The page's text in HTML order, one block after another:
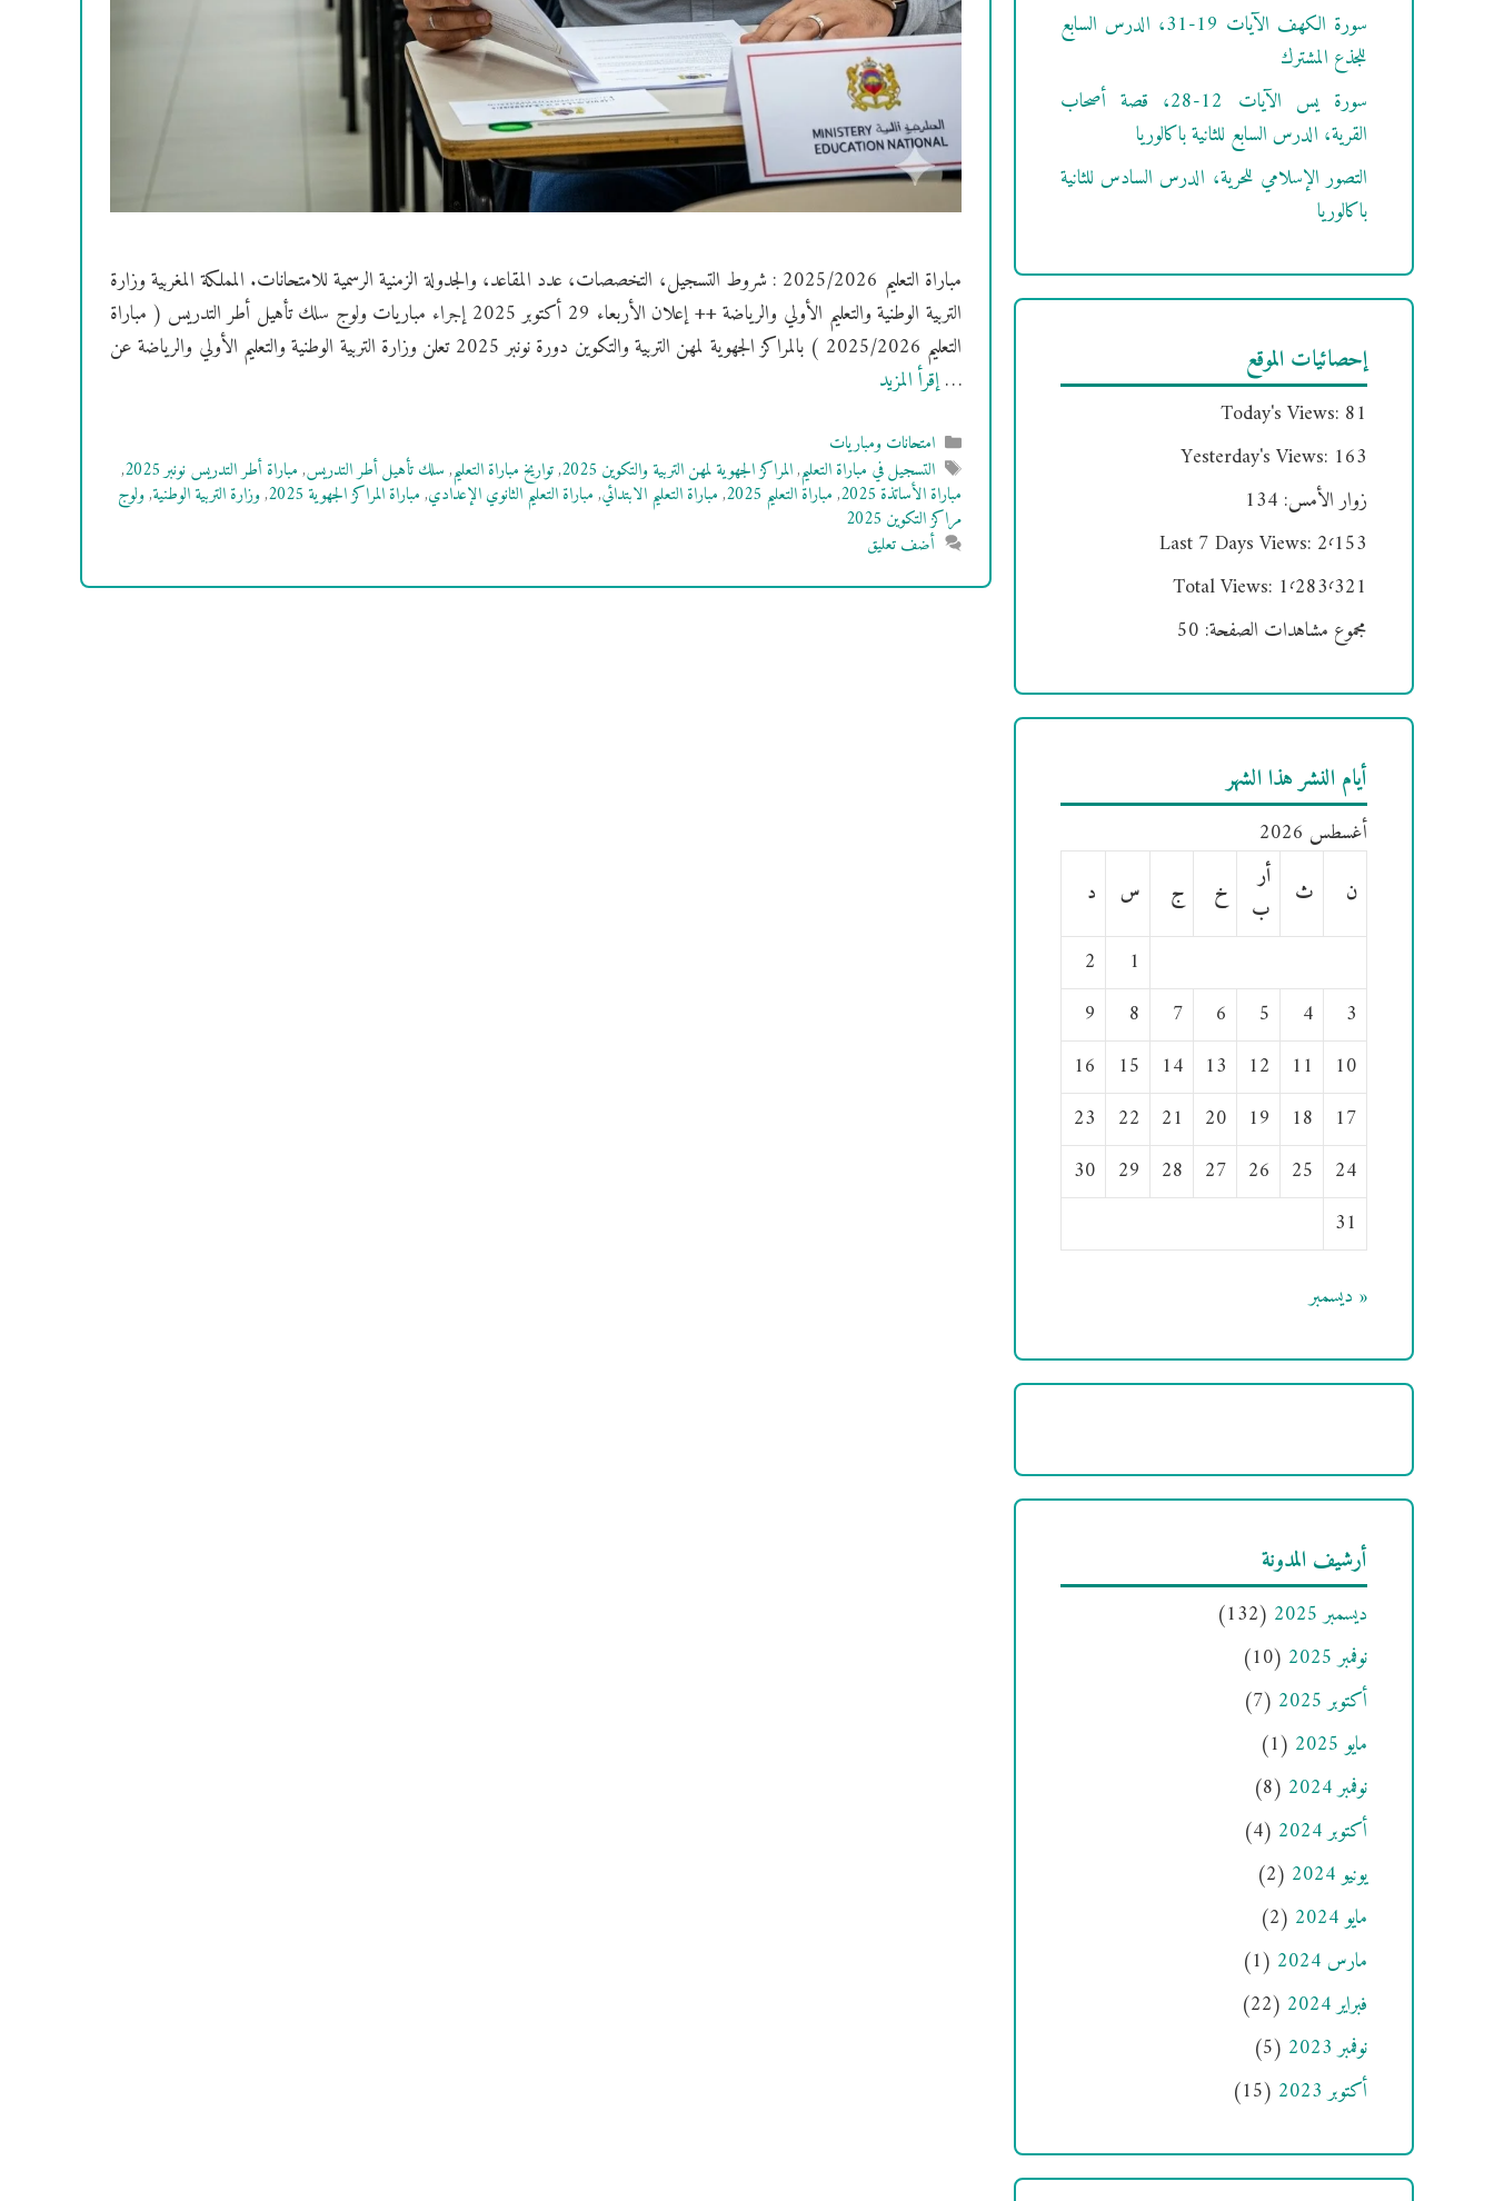
مباراة التعليم 2025/2026 : شروط التسجيل، التخصصات، عدد المقاعد، والجدولة الزمنية الرسمية للامتحانات. المملكة المغربية وزارة
التربية الوطنية والتعليم الأولي والرياضة ++ إعلان الأربعاء 29 أكتوبر 2025 إجراء مباريات ولوج سلك تأهيل أطر التدريس ( مباراة
التعليم 2025/2026 ) بالمراكز الجهوية لمهن التربية والتكوين دورة نونبر 2025 تعلن وزارة التربية الوطنية والتعليم الأولي والرياضة عن
…إقرأ المزيد
التصنيفات
امتحانات ومباريات
الوسوم
التسجيل في مباراة التعليم,المراكز الجهوية لمهن التربية والتكوين 2025 ,تواريخ مباراة التعليم,سلك تأهيل أطر التدريس,مباراة أطر التدريس نونبر 2025
,
مباراة الأساتذة 2025
,مباراة التعليم 2025 ,مباراة التعليم الابتدائي,مباراة التعليم الثانوي الإعدادي,مباراة المراكز الجهوية 2025 ,وزارة التربية الوطنية,ولوج
مراكز التكوين 2025
أضف تعليق
سورة الكهف الآيات 19-31، الدرس السابع
للجذع المشترك
سورة يس الآيات 12-28، قصة أصحاب
القرية، الدرس السابع للثانية باكالوريا
التصور الإسلامي للحرية، الدرس السادس للثانية
باكالوريا
إحصائيات الموقع
Today's Views: 81
Yesterday's Views: 163
زوار الأمس: 134
Last 7 Days Views: 2٬153
Total Views: 1٬283٬321
مجموع مشاهدات الصفحة: 50
أيام النشر هذا الشهر
أغسطس 2026
ن
ث
أر
ب
خ ج س
د
1
2
3
4
5
6
7
8
9
10
11
12
13
14
15
16
17
18
19
20
21
22
23
24
25
26
27
28
29
30
31
« ديسمبر
أرشيف المدونة
ديسمبر 2025
(132)
نوفمبر 2025
(10)
أكتوبر 2025
(7)
مايو 2025
(1)
نوفمبر 2024
(8)
أكتوبر 2024
(4)
يونيو 2024
(2)
مايو 2024
(2)
مارس 2024
(1)
فبراير 2024
(22)
نوفمبر 2023
(5)
أكتوبر 2023
(15)